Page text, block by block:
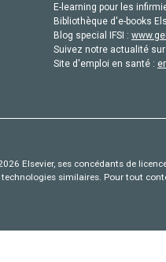
E-learning pour les
Bibliothèque d'e-books
Blog special IFSI :
Suivez notre actualité
Site d'emploi en santé :
Elsevier, ses concédants de
similaires. Pour tout